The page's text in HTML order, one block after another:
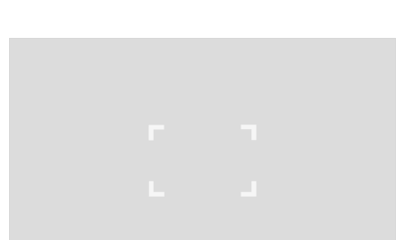
않으며 MDN의 지역화 정책에 변동이 없으면서도 요청이 있을 때에만